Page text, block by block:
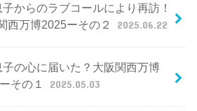
からのラブコールにより再訪！
西万博2025ーその２
2025.06.22
子の心に届いた？大阪関西万博
その１
2025.05.03